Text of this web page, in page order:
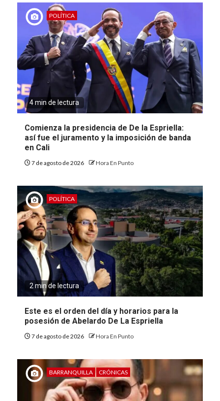
POLÍTICA
4 min de lectura
Comienza la presidencia de De la Espriella:
así fue el juramento y la imposición de banda
en Cali
7 de agosto de 2026 Hora En Punto
POLÍTICA
2 min de lectura
Este es el orden del día y horarios para la
posesión de Abelardo De La Espriella
7 de agosto de 2026 Hora En Punto
BARRANQUILLA CRÓNICAS